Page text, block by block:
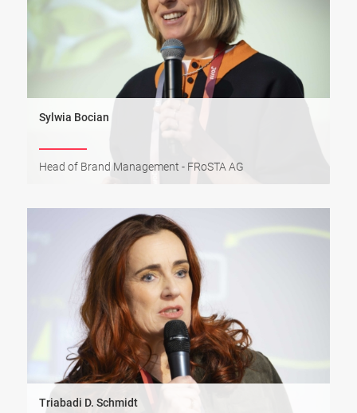
Sylwia Bocian
Head of Brand Management - FRoSTA AG
Triabadi D. Schmidt